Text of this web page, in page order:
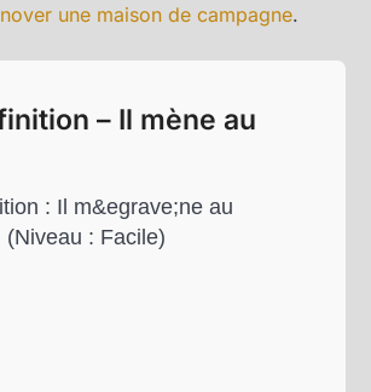
une maison de campagne.
– Il mène au
: Il m&egrave;ne au
(Niveau : Facile)